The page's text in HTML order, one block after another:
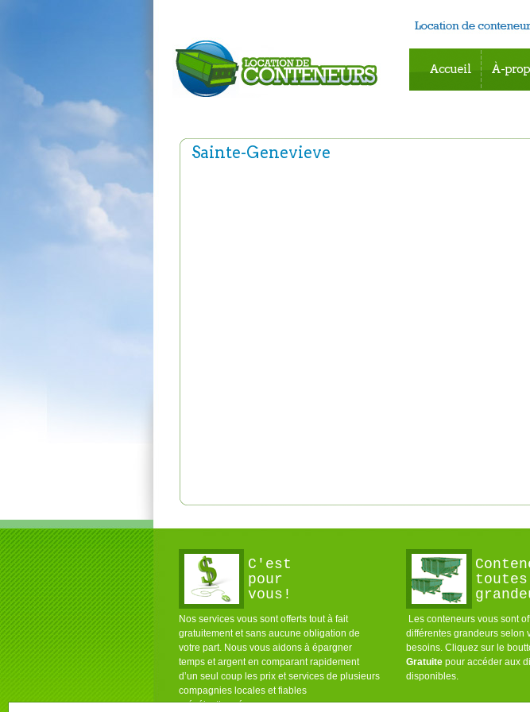
Accueil À-
Sainte-Genevieve
C'est
pour
vous!
Nos services vous sont offerts tout à fait
gratuitement et sans aucune obligation de
votre part. Nous vous aidons à épargner
temps et argent en comparant rapidement
d’un seul coup les prix et services de plusieurs
compagnies locales et fiables
présélectionnées pour vous.
Les conteneurs vous sont
différentes grandeurs selon
besoins. Cliquez sur le
Gratuite pour accéder aux
disponibles.